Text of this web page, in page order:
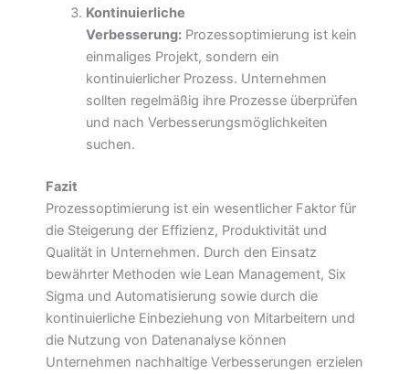
Kontinuierliche
Verbesserung:Prozessoptimierung ist kein
einmaliges Projekt, sondern ein
kontinuierlicher Prozess. Unternehmen
sollten regelmäßig ihre Prozesse überprüfen
und nach Verbesserungsmöglichkeiten
suchen.
Fazit
Prozessoptimierung ist ein wesentlicher Faktor für
die Steigerung der Effizienz, Produktivität und
Qualität in Unternehmen. Durch den Einsatz
bewährter Methoden wie Lean Management, Six
Sigma und Automatisierung sowie durch die
kontinuierliche Einbeziehung von Mitarbeitern und
die Nutzung von Datenanalyse können
Unternehmen nachhaltige Verbesserungen erzielen